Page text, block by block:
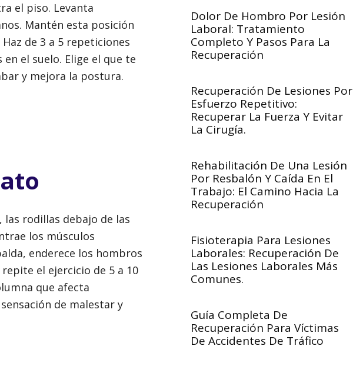
el piso. Levanta
Mantén esta posición
de 3 a 5 repeticiones
el suelo. Elige el que te
y mejora la postura.
las rodillas debajo de las
los músculos
enderece los hombros
el ejercicio de 5 a 10
que afecta
de malestar y
Dolor De Hombro Por Lesión
Laboral: Tratamiento
Completo Y Pasos Para La
Recuperación
Recuperación De Lesiones Por
Esfuerzo Repetitivo:
Recuperar La Fuerza Y Evitar
La Cirugía.
Rehabilitación De Una Lesión
Por Resbalón Y Caída En El
Trabajo: El Camino Hacia La
Recuperación
Fisioterapia Para Lesiones
Laborales: Recuperación De
Las Lesiones Laborales Más
Comunes.
Guía Completa De
Recuperación Para Víctimas
De Accidentes De Tráfico